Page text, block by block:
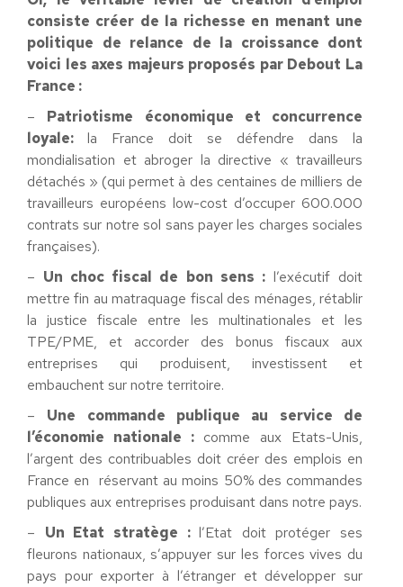
consiste créer de la richesse en menant une
politique de relance de la croissance dont
voici les axes majeurs proposés par Debout La
France :
– Patriotisme économique et concurrence
loyale: la France doit se défendre dans la
mondialisation et abroger la directive « travailleurs
détachés » (qui permet à des centaines de milliers de
travailleurs européens low-cost d’occuper 600.000
contrats sur notre sol sans payer les charges sociales
françaises).
– Un choc fiscal de bon sens :l’exécutif doit
mettre fin au matraquage fiscal des ménages, rétablir
la justice fiscale entre les multinationales et les
TPE/PME, et accorder des bonus fiscaux aux
entreprises qui produisent, investissent et
embauchent sur notre territoire.
– Une commande publique au service de
l’économie nationale :comme aux Etats-Unis,
l’argent des contribuables doit créer des emplois en
France en réservant au moins 50% des commandes
publiques aux entreprises produisant dans notre pays.
– Un Etat stratège :l’Etat doit protéger ses
fleurons nationaux, s’appuyer sur les forces vives du
pays pour exporter à l’étranger et développer sur